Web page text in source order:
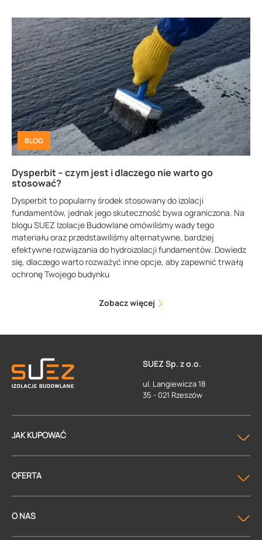
BLOG
Dysperbit – czym jest i dlaczego nie warto go
stosować?
Dysperbit to popularny środek stosowany do izolacji
fundamentów, jednak jego skuteczność bywa ograniczona. Na
blogu SUEZ Izolacje Budowlane omówiliśmy wady tego
materiału oraz przedstawiliśmy alternatywne, bardziej
efektywne rozwiązania do hydroizolacji fundamentów. Dowiedz
się, dlaczego warto rozważyć inne opcje, aby zapewnić trwałą
ochronę Twojego budynku
Zobacz więcej
SUEZ Sp. z o.o.
ul. Langiewicza 18
35 - 021 Rzeszów
JAK KUPOWAĆ
OFERTA
O NAS